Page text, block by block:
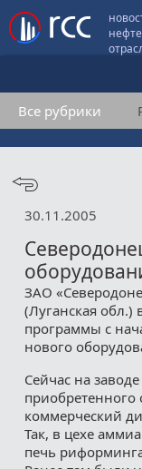
Все рубрики
30.11.2005
ЗАО
(Луганская обл.)
программы с
нового
Сейчас на
приобретенного
коммерческий
Так, в цехе
печь